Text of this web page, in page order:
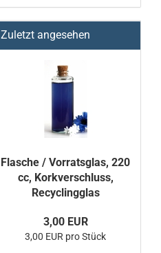
Zuletzt angesehen
Flasche / Vorratsglas, 220
cc, Korkverschluss,
Recyclingglas
3,00 EUR
3,00 EUR pro Stück